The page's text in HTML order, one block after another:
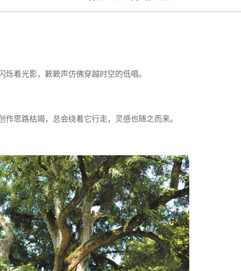
着光影，簌簌声仿佛穿越时空的低唱。
思路枯竭，总会绕着它行走，灵感也随之而来。